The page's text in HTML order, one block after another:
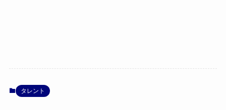
タレント